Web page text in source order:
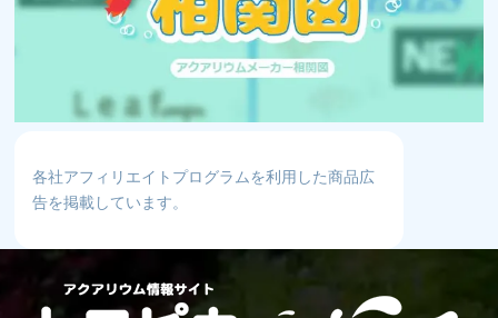
各社アフィリエイトプログラムを利用した商品広
告を掲載しています。